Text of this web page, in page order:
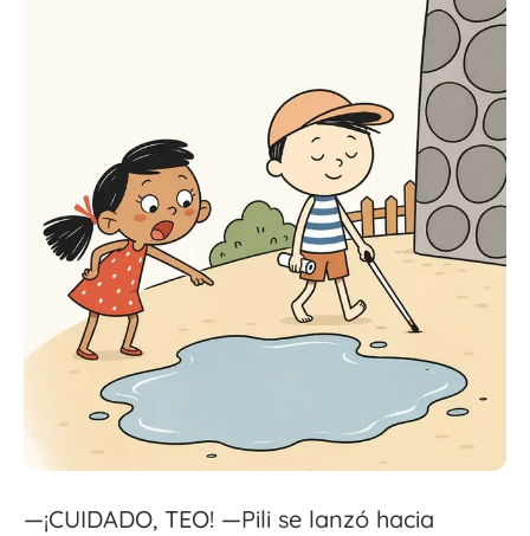
—¡CUIDADO, TEO! —Pili se lanzó hacia